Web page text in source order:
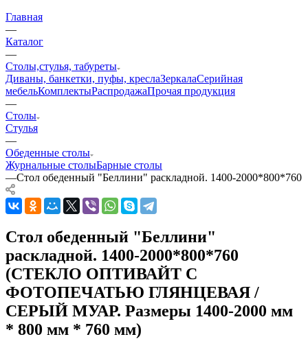
Главная
—
Каталог
—
Столы,стулья, табуреты
Диваны, банкетки, пуфы, креслаЗеркалаСерийная
мебельКомплектыРаспродажаПрочая продукция
—
Столы
Стулья
—
Обеденные столы
Журнальные столыБарные столы
—Стол обеденный "Беллини" раскладной. 1400-2000*800*760
Стол обеденный "Беллини"
раскладной. 1400-2000*800*760
(СТЕКЛО ОПТИВАЙТ С
ФОТОПЕЧАТЬЮ ГЛЯНЦЕВАЯ /
СЕРЫЙ МУАР. Размеры 1400-2000 мм
* 800 мм * 760 мм)